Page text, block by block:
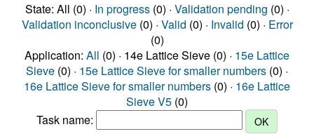
State: All (0) · In progress(0) · Validation pending (0) ·
Validation inconclusive(0) · Valid (0) · Invalid (0) · Error
(0)
Application: All (0) · 14e Lattice Sieve (0) · 15e Lattice
Sieve (0) · 15e Lattice Sieve for smaller numbers (0) ·
16e Lattice Sieve for smaller numbers (0) · 16e Lattice
Sieve V5 (0)
Task name: